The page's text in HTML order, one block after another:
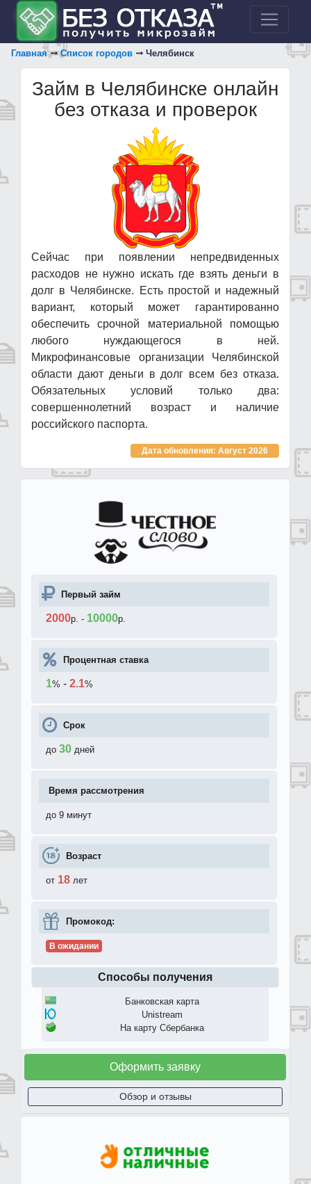
Главная Список городов Челябинск
Займ в Челябинске онлайн
без отказа и проверок
Сейчас при появлении непредвиденных
расходов не нужно искать где взять деньги в
долг в Челябинске. Есть простой и надежный
вариант, который может гарантированно
обеспечить срочной материальной помощью
любого нуждающегося в ней.
Микрофинансовые организации Челябинской
области дают деньги в долг всем без отказа.
Обязательных условий только два:
совершеннолетний возраст и наличие
российского паспорта.
Дата обновления: Август 2026
Первый займ
2000р. - 10000р.
Процентная ставка
1% - 2.1%
Срок
до 30 дней
Время рассмотрения
до 9 минут
Возраст
от 18 лет
Промокод:
В ожидании
Способы получения
Банковская карта
Unistream
На карту Сбербанка
Оформить заявку
Обзор и отзывы